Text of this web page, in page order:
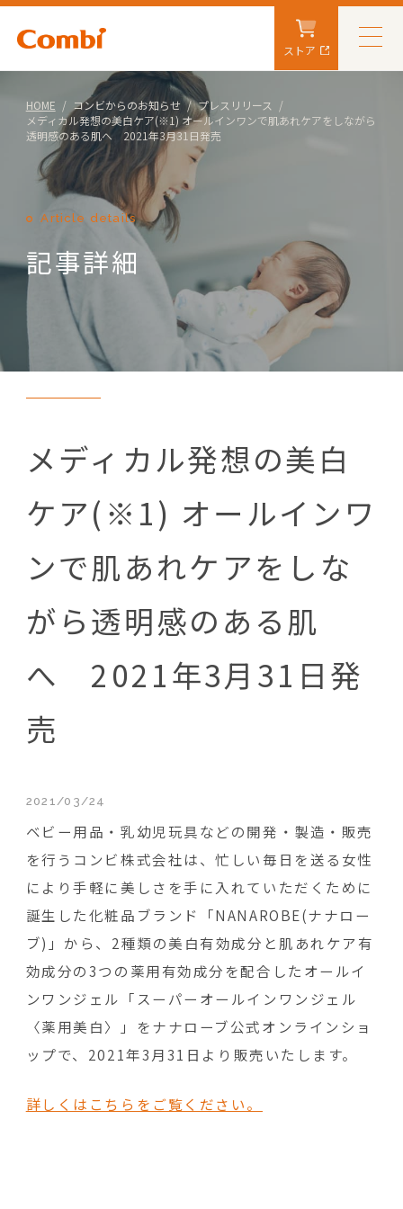
ストア
HOME コンビからのお知らせ
プレスリリース
メディカル発想の美白ケア(※1) オールインワンで肌あれケアをしながら
透明感のある肌へ 2021年3月31日発売
Article details
記事詳細
メディカル発想の美白
ケア(※1) オールインワ
ンで肌あれケアをしな
がら透明感のある肌
へ 2021年3月31日発
売
2021/03/24
ベビー用品・乳幼児玩具などの開発・製造・販売
を行うコンビ株式会社は、忙しい毎日を送る女性
により手軽に美しさを手に入れていただくために
誕生した化粧品ブランド「NANAROBE(ナナロー
ブ)」から、2種類の美白有効成分と肌あれケア有
効成分の3つの薬用有効成分を配合したオールイ
ンワンジェル「スーパーオールインワンジェル
〈薬用美白〉」をナナローブ公式オンラインショ
ップで、2021年3月31日より販売いたします。
詳しくはこちらをご覧ください。